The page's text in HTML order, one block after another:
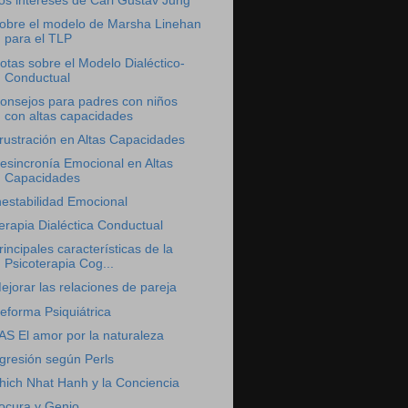
el modelo de Marsha Linehan
para el TLP
sobre el Modelo Dialéctico-
Conductual
para padres con niños
con altas capacidades
en Altas Capacidades
Emocional en Altas
Capacidades
Emocional
Dialéctica Conductual
características de la
Psicoterapia Cog...
las relaciones de pareja
Psiquiátrica
El amor por la naturaleza
según Perls
Nhat Hanh y la Conciencia